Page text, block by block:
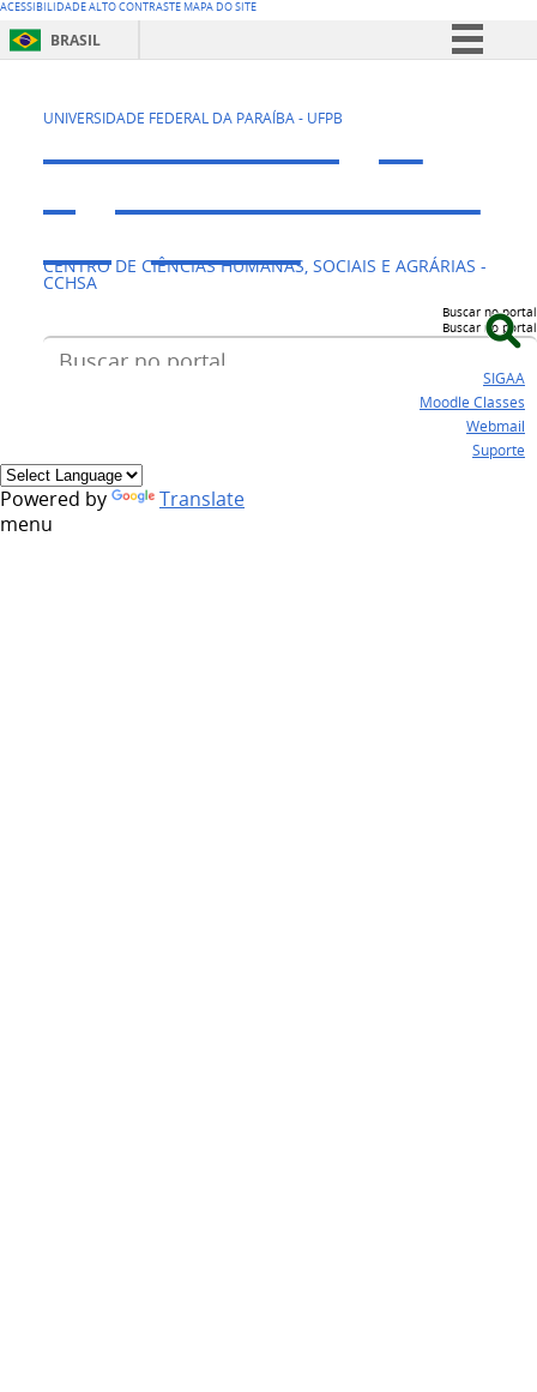
ACESSIBILIDADEALTO CONTRASTEMAPA DO SITE
BRASIL
Comunica BR
Participe
Canais
UNIVERSIDADE FEDERAL DA PARAÍBA - UFPB
CAVN - Colégio
Agrícola Vidal de
Negreiros
CENTRO DE CIÊNCIAS HUMANAS, SOCIAIS E AGRÁRIAS -
CCHSA
Buscar no portal
Buscar no portal
SIGAA
Moodle Classes
Webmail
Suporte
Powered by
Translate
menu